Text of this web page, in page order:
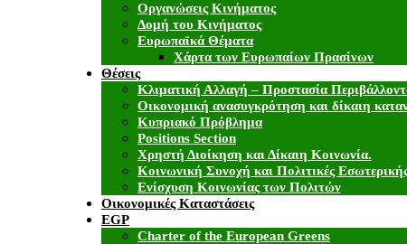
Οργανώσεις Κινήματος
Δομή του Κινήματος
Ευρωπαϊκά Θέματα
Χάρτα των Ευρωπαίων Πρασίνων
Θέσεις
Κλιματική Αλλαγή – Προστασία
Οικονομική ανασυγκρότηση και δίκαιη
Κυπριακό Πρόβλημα
Positions Section
Χρηστή Διοίκηση και Δίκαιη Κοινωνία.
Κοινωνική Συνοχή και Πολιτικές
Ενίσχυση Κοινωνίας των Πολιτών
Οικονομικές Καταστάσεις
EGP
Charter of the European Greens